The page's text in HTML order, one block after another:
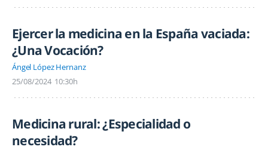
Ejercer la medicina en la España vaciada:
¿Una Vocación?
Ángel López Hernanz
25/08/2024 10:30h
Medicina rural: ¿Especialidad o
necesidad?